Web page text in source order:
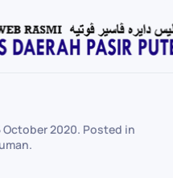
October 2020. Posted in
.